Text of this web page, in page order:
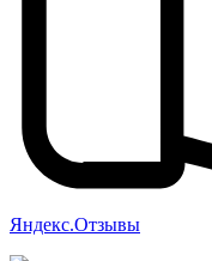
Яндекс.Отзывы